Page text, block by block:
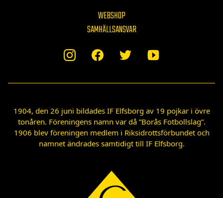
WEBSHOP
SAMHÄLLSANSVAR
1904, den 26 juni bildades IF Elfsborg av 19 pojkar i övre
tonåren. Föreningens namn var då ”Borås Fotbollslag”.
1906 blev föreningen medlem i Riksidrottsförbundet och
namnet ändrades samtidigt till IF Elfsborg.